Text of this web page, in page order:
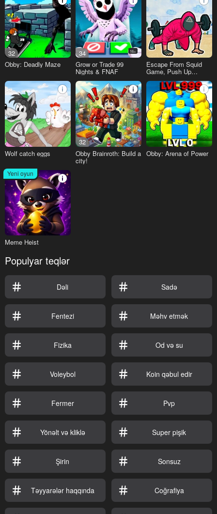
32
Obby: Deadly Maze
34 16+
Grow or Trade 99
Nights & FNAF
Escape From Squid
Game, Push Up
Simulator
Wolf catch eggs
32
Obby Brainroth: Build a
city!
Obby: Arena of Power
Yeni oyun
Meme Heist
Populyar teqlər
Dəli Sadə
Fentezi Məhv etmək
Fizika Od və su
Voleybol Koin qəbul edir
Fermer Pvp
Yönəlt və kliklə Super pişik
Şirin Sonsuz
Təyyarələr haqqında Coğrafiya